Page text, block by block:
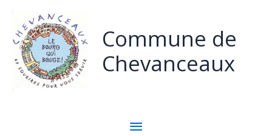
Commune de
Chevanceaux
MENU